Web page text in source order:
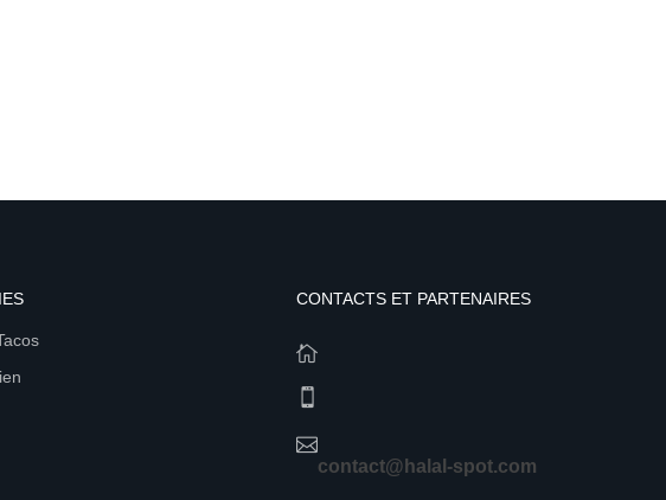
CONTACTS ET PARTENAIRES
contact@halal-spot.com